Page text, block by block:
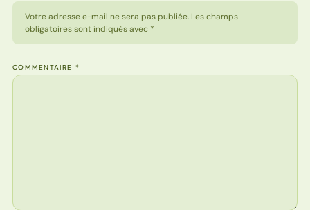
Votre adresse e-mail ne sera pas publiée. Les champs
obligatoires sont indiqués avec *
COMMENTAIRE *